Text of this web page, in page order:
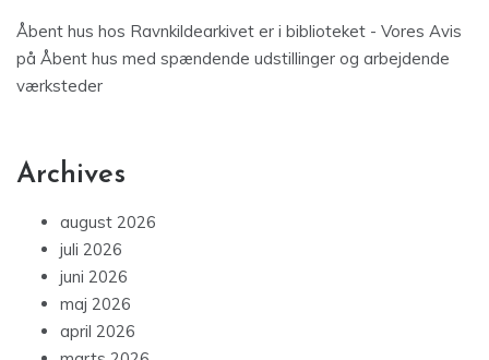
Åbent hus hos Ravnkildearkivet er i biblioteket - Vores Avis
på Åbent hus med spændende udstillinger og arbejdende
værksteder
Archives
august 2026
juli 2026
juni 2026
maj 2026
april 2026